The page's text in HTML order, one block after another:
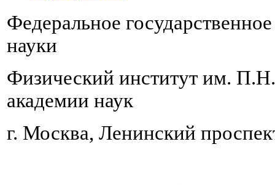
Федеральное
науки
Физический институт им.
академии наук
г. Москва, Ленинский